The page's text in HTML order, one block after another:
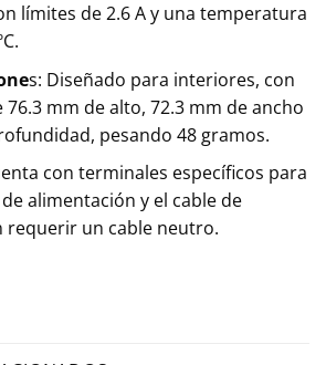
límites de 2.6 A y una temperatura
s: Diseñado para interiores, con
mm de alto, 72.3 mm de ancho
pesando 48 gramos.
con terminales específicos para
alimentación y el cable de
requerir un cable neutro.